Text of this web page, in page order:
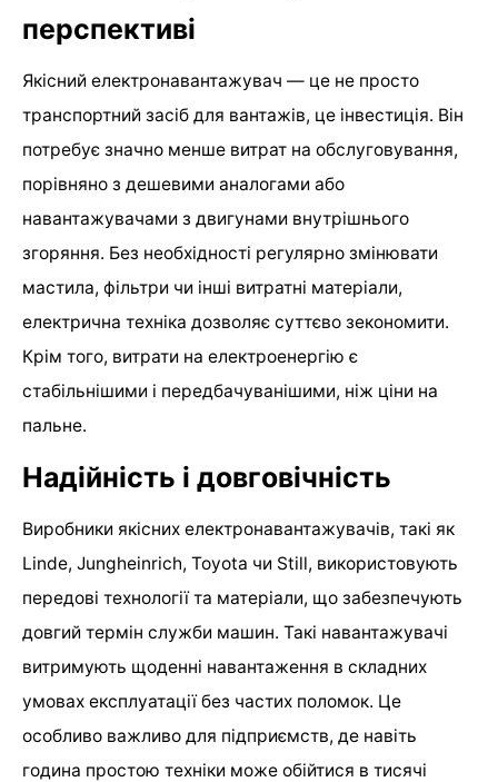
перспективі
Якісний електронавантажувач — це не просто
транспортний засіб для вантажів, це інвестиція. Він
потребує значно менше витрат на обслуговування,
порівняно з дешевими аналогами або
навантажувачами з двигунами внутрішнього
згоряння. Без необхідності регулярно змінювати
мастила, фільтри чи інші витратні матеріали,
електрична техніка дозволяє суттєво зекономити.
Крім того, витрати на електроенергію є
стабільнішими і передбачуванішими, ніж ціни на
пальне.
Надійність і довговічність
Виробники якісних електронавантажувачів, такі як
Linde, Jungheinrich, Toyota чи Still, використовують
передові технології та матеріали, що забезпечують
довгий термін служби машин. Такі навантажувачі
витримують щоденні навантаження в складних
умовах експлуатації без частих поломок. Це
особливо важливо для підприємств, де навіть
година простою техніки може обійтися в тисячі